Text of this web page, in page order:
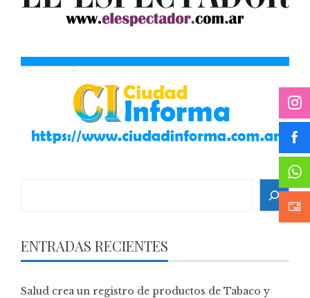
ENTRADAS RECIENTES
Salud crea un registro de productos de Tabaco y